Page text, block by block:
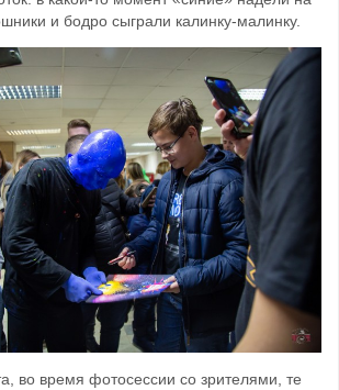
и бодро сыграли калинку-малинку.
во время фотосессии со зрителями, те